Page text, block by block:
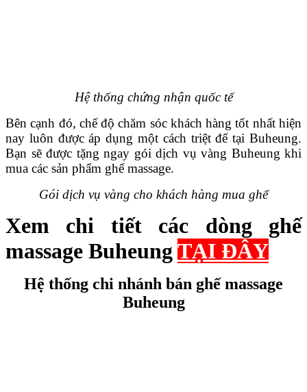
Hệ thống chứng nhận quốc tế
Bên cạnh đó, chế độ chăm sóc khách hàng tốt nhất hiện
nay luôn được áp dụng một cách triệt để tại Buheung.
Bạn sẽ được tặng ngay gói dịch vụ vàng Buheung khi
mua các sản phẩm ghế massage.
Gói dịch vụ vàng cho khách hàng mua ghế
Xem chi tiết các dòng ghế
massage BuheungTẠI ĐÂY
Hệ thống chi nhánh bán ghế massage
Buheung